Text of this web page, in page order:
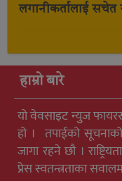
लगानीकर्तालाई सचेत
हाम्रो बारे
यो वेवसाइट न्युुज
हो । तपाईको
जागा रहने छौ ।
प्रेस स्वतन्त्रताका